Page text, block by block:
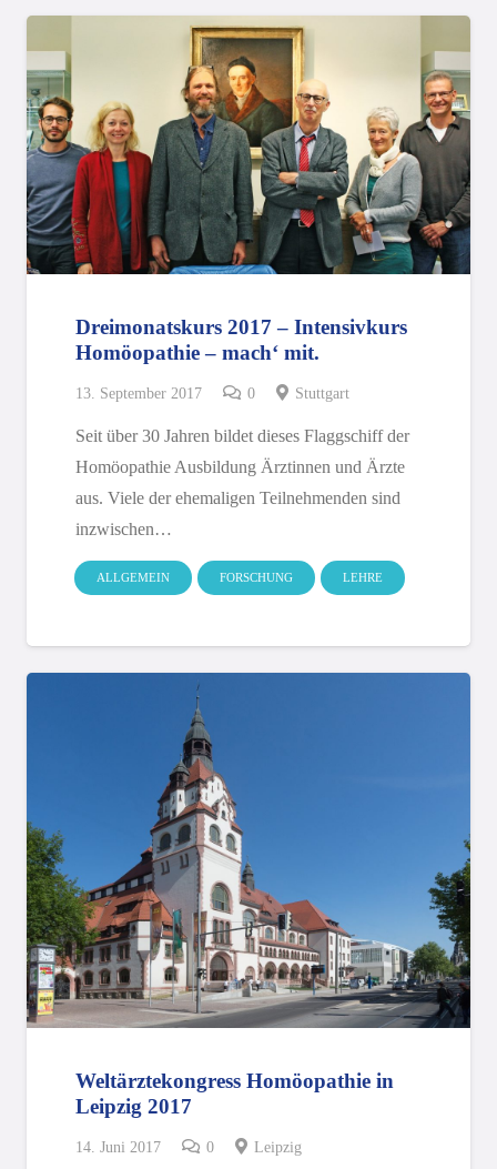
Dreimonatskurs 2017 – Intensivkurs
Homöopathie – mach‘ mit.
13. September 2017 0 Stuttgart
Seit über 30 Jahren bildet dieses Flaggschiff der
Homöopathie Ausbildung Ärztinnen und Ärzte
aus. Viele der ehemaligen Teilnehmenden sind
inzwischen…
ALLGEMEIN FORSCHUNG LEHRE
Weltärztekongress Homöopathie in
Leipzig 2017
14. Juni 2017 0 Leipzig